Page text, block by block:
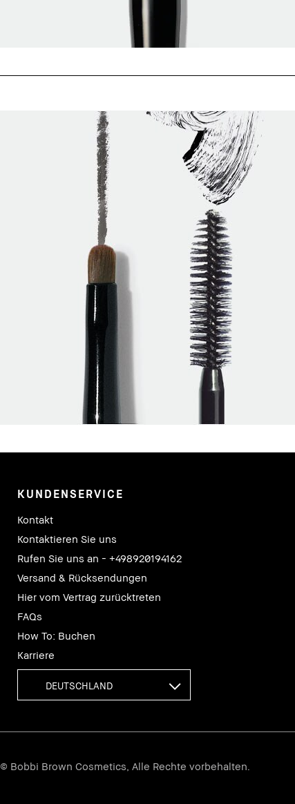
KUNDENSERVICE
Kontakt
Kontaktieren Sie uns
Rufen Sie uns an - +498920194162
Versand & Rücksendungen
Hier vom Vertrag zurücktreten
FAQs
How To: Buchen
Karriere
DEUTSCHLAND
© Bobbi Brown Cosmetics, Alle Rechte vorbehalten.